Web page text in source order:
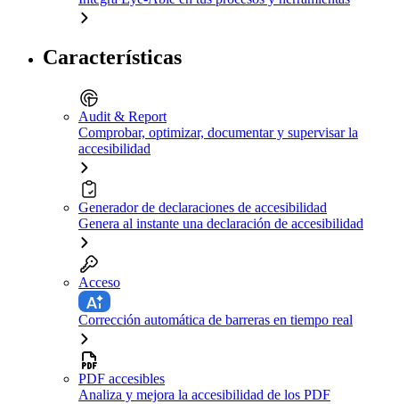
Características
Audit & Report
Comprobar, optimizar, documentar y supervisar la
accesibilidad
Generador de declaraciones de accesibilidad
Genera al instante una declaración de accesibilidad
Acceso
Corrección automática de barreras en tiempo real
PDF accesibles
Analiza y mejora la accesibilidad de los PDF